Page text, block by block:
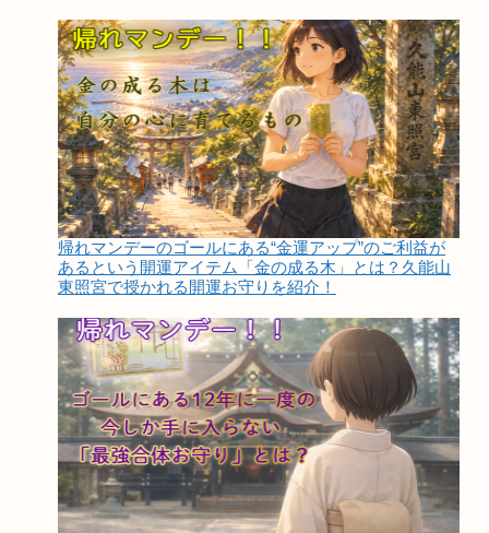
帰れマンデーのゴールにある“金運アップ”のご利益が
あるという開運アイテム「金の成る木」とは？久能山
東照宮で授かれる開運お守りを紹介！